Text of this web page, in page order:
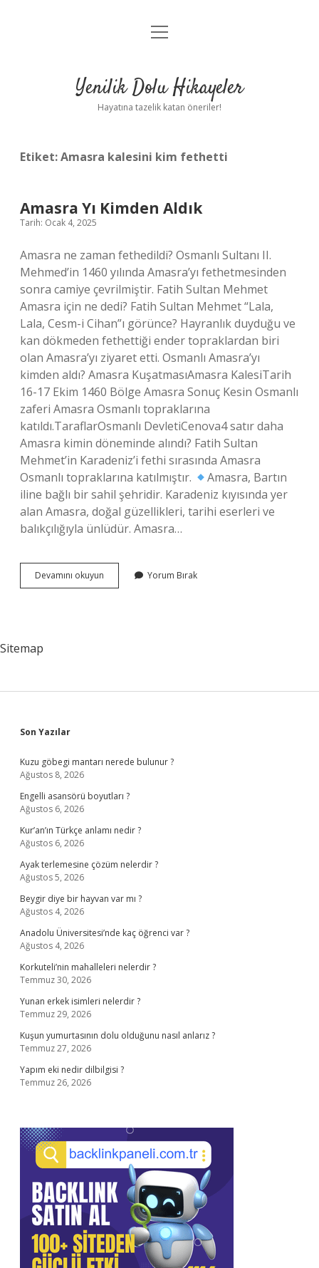
Anasayfa
Yasal Uyarı
menüyü
Yenilik Dolu Hikayeler
Hayatına tazelik katan öneriler!
Etiket:Amasra kalesini kim fethetti
Amasra Yı Kimden Aldık
Tarih: Ocak 4, 2025
Amasra ne zaman fethedildi? Osmanlı Sultanı II.
Mehmed’in 1460 yılında Amasra’yı fethetmesinden
sonra camiye çevrilmiştir. Fatih Sultan Mehmet
Amasra için ne dedi? Fatih Sultan Mehmet “Lala,
Lala, Cesm-i Cihan”ı görünce? Hayranlık duyduğu ve
kan dökmeden fethettiği ender topraklardan biri
olan Amasra’yı ziyaret etti. Osmanlı Amasra’yı
kimden aldı? Amasra KuşatmasıAmasra KalesiTarih
16-17 Ekim 1460 Bölge Amasra Sonuç Kesin Osmanlı
zaferi Amasra Osmanlı topraklarına
katıldı.TaraflarOsmanlı DevletiCenova4 satır daha
Amasra kimin döneminde alındı? Fatih Sultan
Mehmet’in Karadeniz’i fethi sırasında Amasra
Osmanlı topraklarına katılmıştır.
Amasra, Bartın
iline bağlı bir sahil şehridir. Karadeniz kıyısında yer
alan Amasra, doğal güzellikleri, tarihi eserleri ve
balıkçılığıyla ünlüdür. Amasra…
Devamını okuyun
Yı
Yorum Bırak
Sitemap
Sidebar
Son Yazılar
Kuzu göbegi mantarı nerede bulunur ?
Ağustos 8, 2026
Engelli asansörü boyutları ?
Ağustos 6, 2026
Kur’an’ın Türkçe anlamı nedir ?
Ağustos 6, 2026
Ayak terlemesine çözüm nelerdir ?
Ağustos 5, 2026
Beygir diye bir hayvan var mı ?
Ağustos 4, 2026
Anadolu Üniversitesi’nde kaç öğrenci var ?
Ağustos 4, 2026
Korkuteli’nin mahalleleri nelerdir ?
Temmuz 30, 2026
Yunan erkek isimleri nelerdir ?
Temmuz 29, 2026
Kuşun yumurtasının dolu olduğunu nasıl anlarız ?
Temmuz 27, 2026
Yapım eki nedir dilbilgisi ?
Temmuz 26, 2026